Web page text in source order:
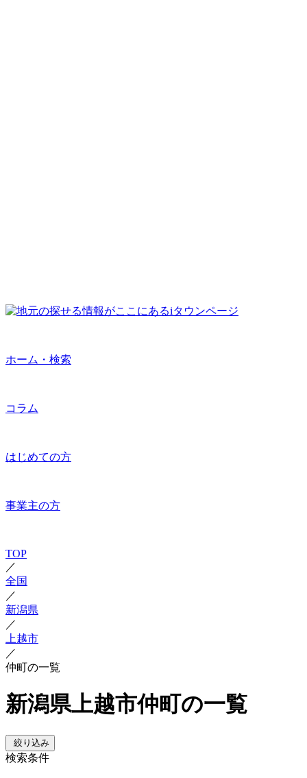
ホーム・検索
コラム
はじめての方
事業主の方
TOP
／
全国
／
新潟県
／
上越市
／
仲町の一覧
新潟県上越市仲町の一覧
絞り込み
検索条件